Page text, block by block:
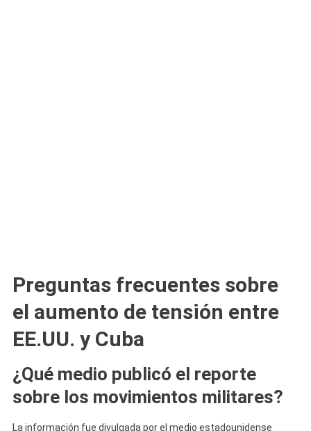
Preguntas frecuentes sobre
el aumento de tensión entre
EE.UU. y Cuba
¿Qué medio publicó el reporte
sobre los movimientos militares?
La información fue divulgada por el medio estadounidense